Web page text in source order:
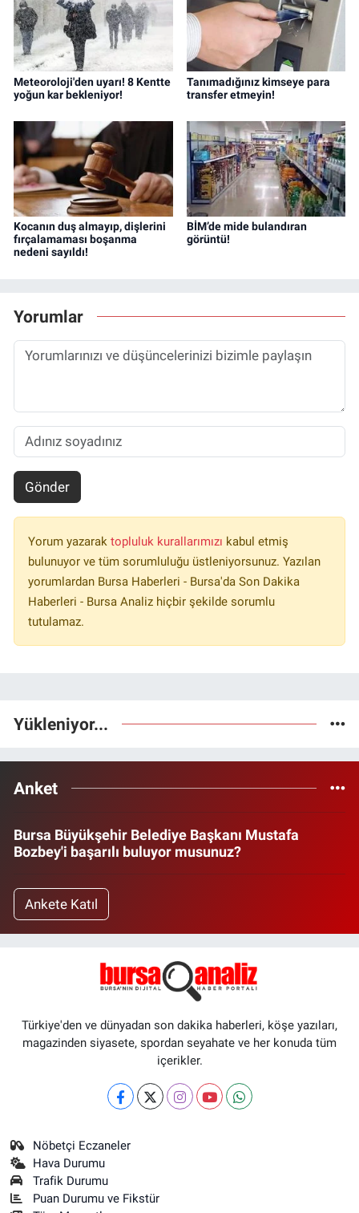
Meteoroloji'den uyarı! 8 Kentte
yoğun kar bekleniyor!
Tanımadığınız kimseye para
transfer etmeyin!
Kocanın duş almayıp, dişlerini
fırçalamaması boşanma
nedeni sayıldı!
BİM’de mide bulandıran
görüntü!
Yorumlar
Gönder
Yorum yazarak topluluk kurallarımızı kabul etmiş
bulunuyor ve tüm sorumluluğu üstleniyorsunuz. Yazılan
yorumlardan Bursa Haberleri - Bursa'da Son Dakika
Haberleri - Bursa Analiz hiçbir şekilde sorumlu
tutulamaz.
Yükleniyor...
Anket
Bursa Büyükşehir Belediye Başkanı Mustafa
Bozbey'i başarılı buluyor musunuz?
Ankete Katıl
Türkiye'den ve dünyadan son dakika haberleri, köşe yazıları,
magazinden siyasete, spordan seyahate ve her konuda tüm
içerikler.
Nöbetçi Eczaneler
Hava Durumu
Trafik Durumu
Puan Durumu ve Fikstür